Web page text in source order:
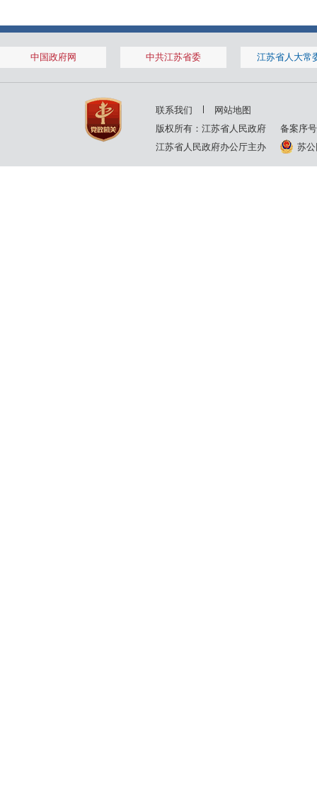
中国政府网 中共江苏省委 江苏省人大常
联系我们
网站地图
版权所有：江苏省人民政府
备案序
江苏省人民政府办公厅主办
苏